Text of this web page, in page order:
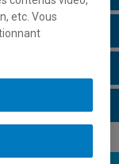
etc. Vous